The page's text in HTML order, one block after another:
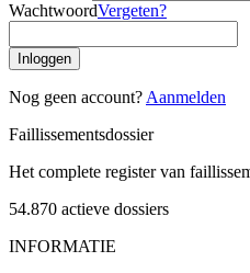
WachtwoordVergeten?
Inloggen
Nog geen account? Aanmelden
Faillissementsdossier
Het complete register van
54.870 actieve dossiers
INFORMATIE